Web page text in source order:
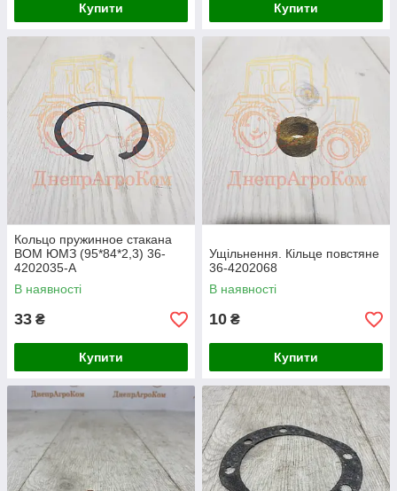
Купити Купити
Кольцо пружинное стакана
ВОМ ЮМЗ (95*84*2,3) 36-
4202035-А
В наявності
33 ₴
Купити
Ущільнення. Кільце повстяне
36-4202068
В наявності
10 ₴
Купити